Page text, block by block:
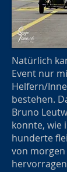
Natürlich
Event nur
Helfern/
bestehen.
Bruno
konnte, wie
hunderte
von morgen